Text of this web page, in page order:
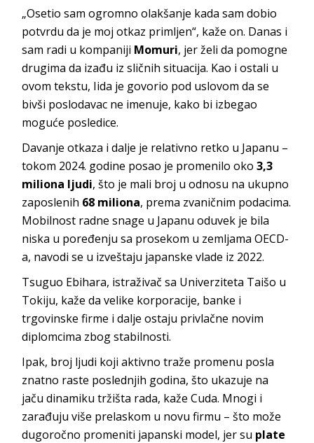
„Osetio sam ogromno olakšanje kada sam dobio
potvrdu da je moj otkaz primljen“, kaže on. Danas i
sam radi u kompaniji Momuri, jer želi da pomogne
drugima da izađu iz sličnih situacija. Kao i ostali u
ovom tekstu, Iida je govorio pod uslovom da se
bivši poslodavac ne imenuje, kako bi izbegao
moguće posledice.
Davanjе otkaza i dalje je relativno retko u Japanu –
tokom 2024. godine posao je promenilo oko3,3
miliona ljudi, što je mali broj u odnosu na ukupno
zaposlenih 68 miliona, prema zvaničnim podacima.
Mobilnost radne snage u Japanu oduvek je bila
niska u poređenju sa prosekom u zemljama OECD-
a, navodi se u izveštaju japanske vlade iz 2022.
Tsuguo Ebihara, istraživač sa Univerziteta Taišo u
Tokiju, kaže da velike korporacije, banke i
trgovinske firme i dalje ostaju privlačne novim
diplomcima zbog stabilnosti.
Ipak, broj ljudi koji aktivno traže promenu posla
znatno raste poslednjih godina, što ukazuje na
jaču dinamiku tržišta rada, kaže Cuda. Mnogi i
zarađuju više prelaskom u novu firmu – što može
dugoročno promeniti japanski model, jer su plate